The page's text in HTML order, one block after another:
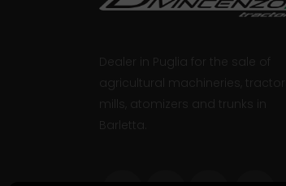
Dealer in Puglia for the sale of
agricultural machineries, tractors,
mills, atomizers and trunks in
Barletta.